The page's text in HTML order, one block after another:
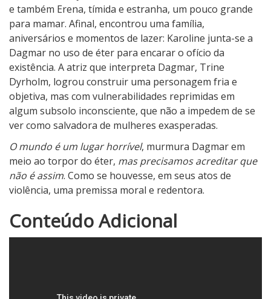
e também Erena, tímida e estranha, um pouco grande
para mamar. Afinal, encontrou uma família,
aniversários e momentos de lazer: Karoline junta-se a
Dagmar no uso de éter para encarar o ofício da
existência. A atriz que interpreta Dagmar, Trine
Dyrholm, logrou construir uma personagem fria e
objetiva, mas com vulnerabilidades reprimidas em
algum subsolo inconsciente, que não a impedem de se
ver como salvadora de mulheres exasperadas.
O mundo é um lugar horrível, murmura Dagmar em
meio ao torpor do éter, mas precisamos acreditar que
não é assim. Como se houvesse, em seus atos de
violência, uma premissa moral e redentora.
N
o
Conteúdo Adicional